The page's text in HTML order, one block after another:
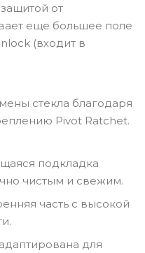
от
еще большее поле
(входит в
стекла благодаря
Pivot Ratchet.
подкладка
чистым и свежим.
часть с высокой
для